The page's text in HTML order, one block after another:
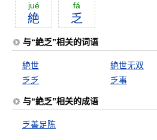
jué
絶
fá
乏
与“絶乏”相关的词语
絶世 絶世无双
乏乏
乏事
与“絶乏”相关的成语
乏善足陈